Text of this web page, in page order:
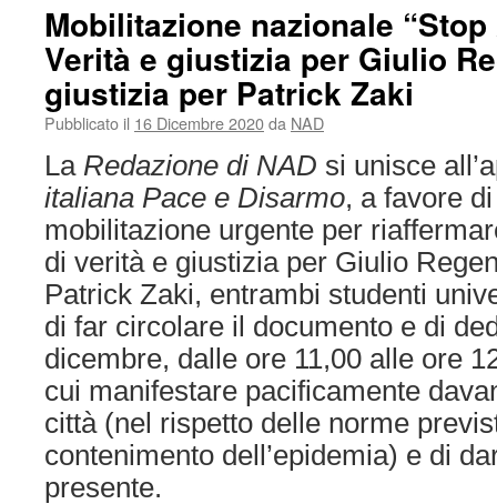
Mobilitazione nazionale
Verità e giustizia per Giulio
giustizia per Patrick Zaki
Pubblicato il 16 Dicembre 2020da NAD
La Redazione di NAD si unisce
italiana Pace e Disarmo, a favore
mobilitazione urgente per
di verità e giustizia per Giulio
Patrick Zaki, entrambi studenti
di far circolare il documento e di
dicembre, dalle ore 11,00 alle ore
cui manifestare pacificamente
città (nel rispetto delle norme
contenimento dell’epidemia) e di
presente.